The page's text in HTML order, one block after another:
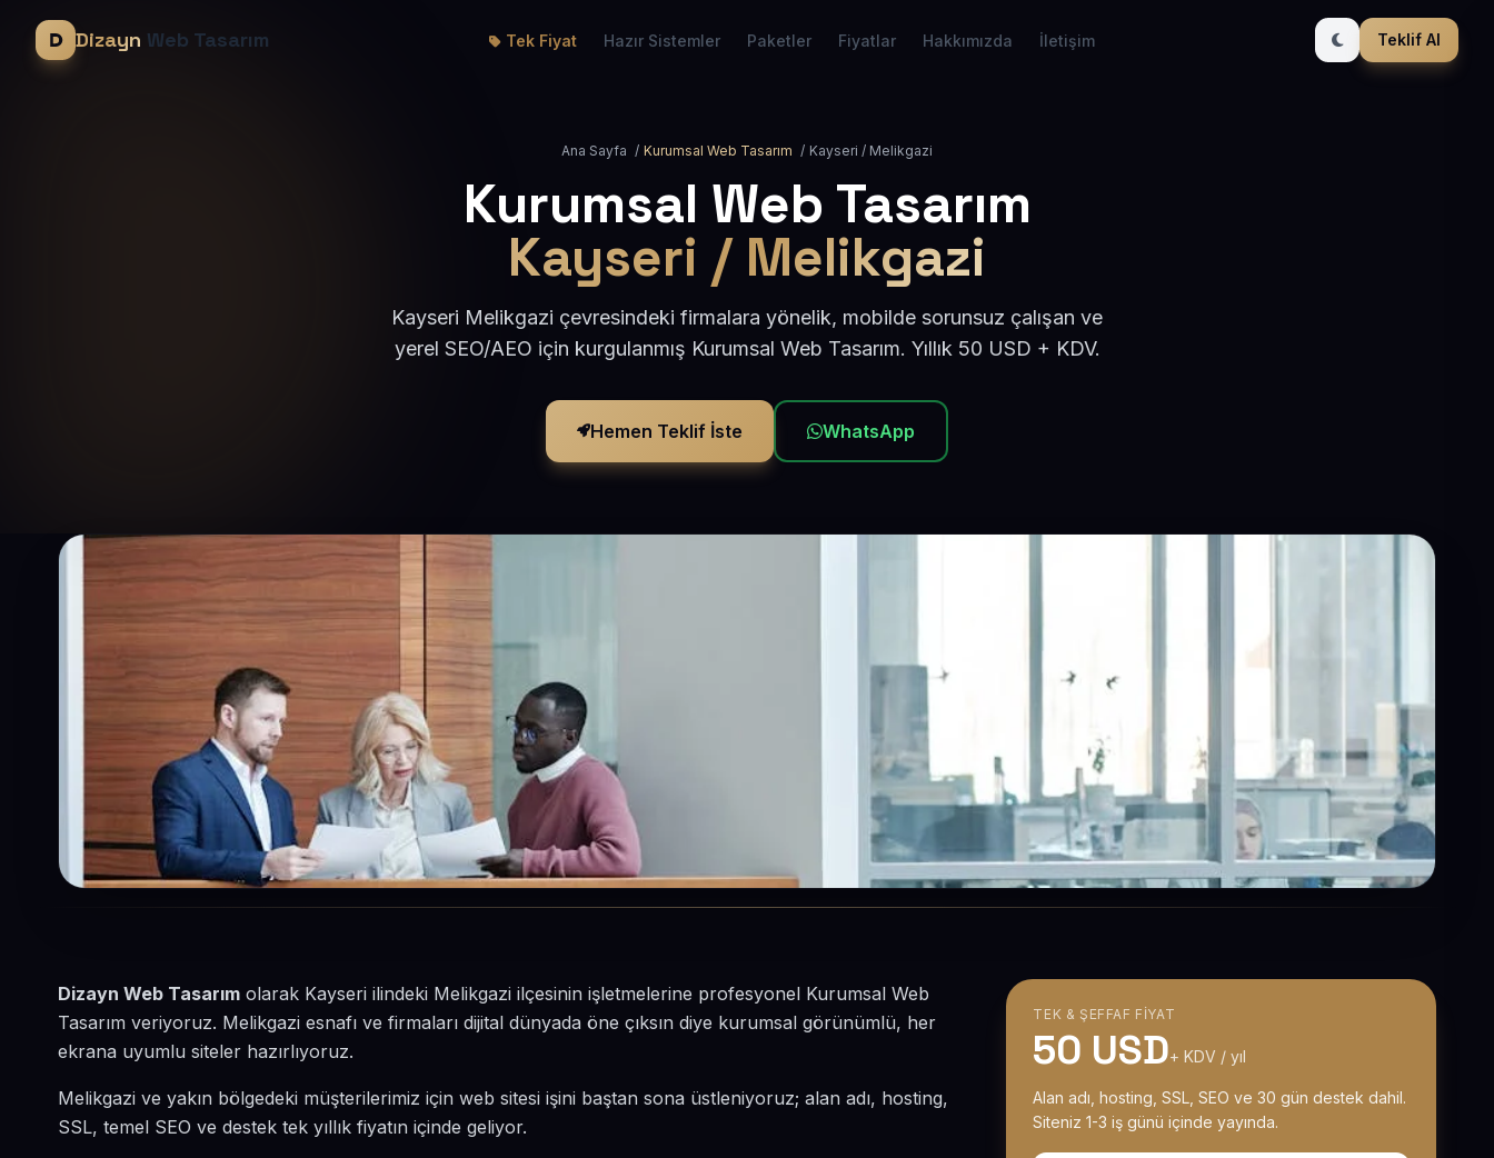
Dizayn Web Tasarım Tek Fiyat Hazır Sistemler Paketler Fiyatlar Hakkımızda İletişim Teklif Al
Ana Sayfa / Kurumsal Web Tasarım / Kayseri / Melikgazi
Kurumsal Web Tasarım
Kayseri / Melikgazi
Kayseri Melikgazi çevresindeki firmalara yönelik, mobilde sorunsuz çalışan ve
yerel SEO/AEO için kurgulanmış Kurumsal Web Tasarım. Yıllık 50 USD + KDV.
Hemen Teklif İste WhatsApp
Dizayn Web Tasarım olarak Kayseri ilindeki Melikgazi ilçesinin işletmelerine profesyonel Kurumsal Web
Tasarım veriyoruz. Melikgazi esnafı ve firmaları dijital dünyada öne çıksın diye kurumsal görünümlü, her
ekrana uyumlu siteler hazırlıyoruz.
Melikgazi ve yakın bölgedeki müşterilerimiz için web sitesi işini baştan sona üstleniyoruz; alan adı, hosting,
SSL, temel SEO ve destek tek yıllık fiyatın içinde geliyor.
TEK & ŞEFFAF FIYAT
50 USD+ KDV / yıl
Alan adı, hosting, SSL, SEO ve 30 gün destek dahil.
Siteniz 1-3 iş günü içinde yayında.